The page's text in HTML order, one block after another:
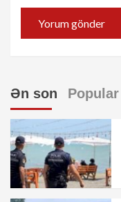
Ən son Popular